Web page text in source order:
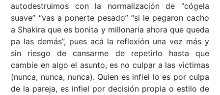
autodestruimos con la normalización de “cógela
suave” “vas a ponerte pesado” “si le pegaron cacho
a Shakira que es bonita y millonaria ahora que queda
pa las demás”, pues acá la reflexión una vez más y
sin riesgo de cansarme de repetirlo hasta que
cambie en algo el asunto, es no culpar a las victimas
(nunca, nunca, nunca). Quien es infiel lo es por culpa
de la pareja, es infiel por decisión propia o estilo de